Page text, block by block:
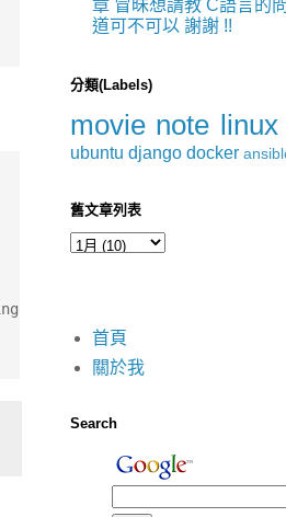
/>
章 冒昧想請教 C語言的
道可不可以 謝謝 !!
分類(Labels)
movie note linux
ubuntu django docker
舊文章列表
首頁
關於我
Search